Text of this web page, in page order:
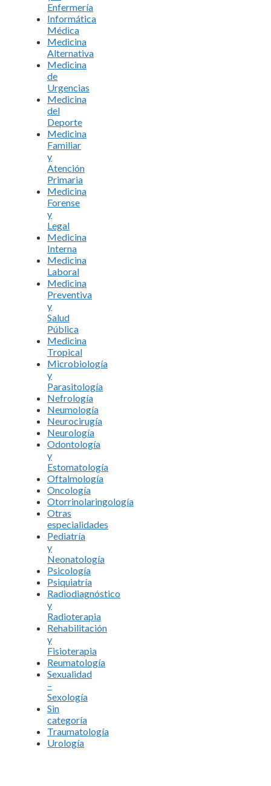
Enfermería
Informática
Médica
Medicina
Alternativa
Medicina
de
Urgencias
Medicina
del
Deporte
Medicina
Familiar
y
Atención
Primaria
Medicina
Forense
y
Legal
Medicina
Interna
Medicina
Laboral
Medicina
Preventiva
y
Salud
Pública
Medicina
Tropical
Microbiología
y
Parasitología
Nefrología
Neumología
Neurocirugía
Neurología
Odontología
y
Estomatología
Oftalmología
Oncología
Otorrinolaringología
Otras
especialidades
Pediatría
y
Neonatología
Psicología
Psiquiatría
Radiodiagnóstico
y
Radioterapia
Rehabilitación
y
Fisioterapia
Reumatología
Sexualidad
–
Sexología
Sin
categoría
Traumatología
Urología